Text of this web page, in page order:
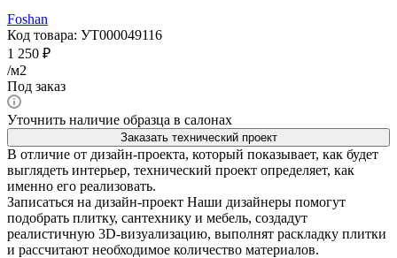
Foshan
Код товара: УТ000049116
1 250 ₽
/м2
Под заказ
Уточнить наличие образца в салонах
Заказать технический проект
В отличие от дизайн-проекта, который показывает, как будет
выглядеть интерьер, технический проект определяет, как
именно его реализовать.
Записаться на дизайн-проект Наши дизайнеры помогут
подобрать плитку, сантехнику и мебель, создадут
реалистичную 3D-визуализацию, выполнят раскладку плитки
и рассчитают необходимое количество материалов.